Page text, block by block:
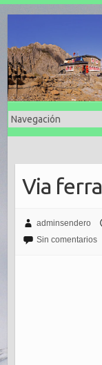
Via
adminsendero
Sin comentarios